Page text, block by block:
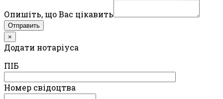
Опишіть, що Вас цікавить
Отправить
×
Додати нотаріуса
ПIБ
Номер свідоцтва